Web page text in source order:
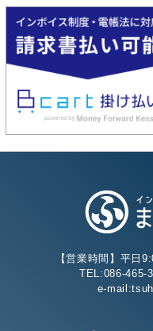
【営業時間】平日
TEL:086-465-
e-